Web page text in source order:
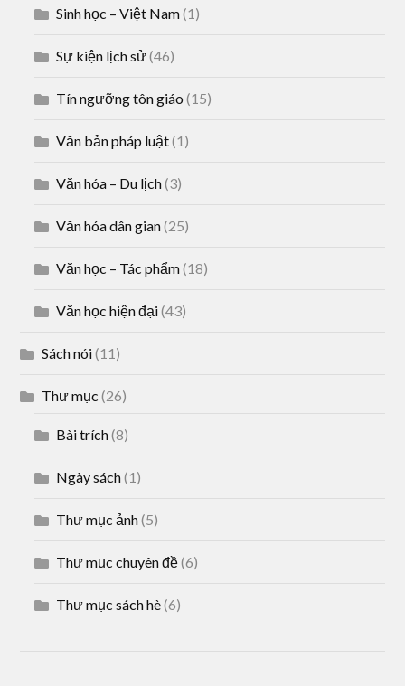
Sinh học – Việt Nam(1)
Sự kiện lịch sử(46)
Tín ngưỡng tôn giáo (15)
Văn bản pháp luật(1)
Văn hóa – Du lịch(3)
Văn hóa dân gian(25)
Văn học – Tác phẩm(18)
Văn học hiện đại(43)
Sách nói(11)
Thư mục (26)
Bài trích(8)
Ngày sách(1)
Thư mục ảnh(5)
Thư mục chuyên đề(6)
Thư mục sách hè(6)